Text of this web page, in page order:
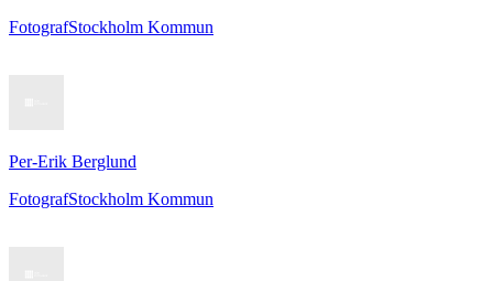
FotografStockholm Kommun
Per-Erik Berglund
FotografStockholm Kommun